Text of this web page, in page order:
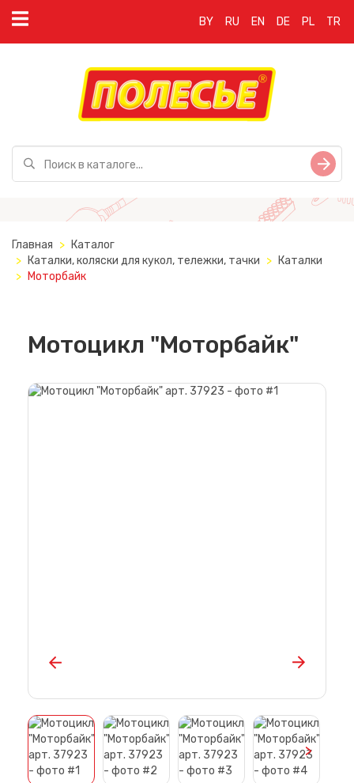
BY RU EN DE PL TR
Главная
Каталог
Каталки, коляски для кукол, тележки, тачки
Каталки
Моторбайк
Мотоцикл "Моторбайк"
>